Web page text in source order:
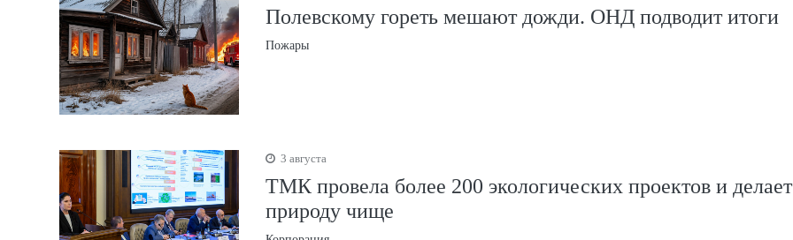
Полевскому гореть мешают дожди. ОНД подводит итоги
Пожары
3 августа
ТМК провела более 200 экологических проектов и делает
природу чище